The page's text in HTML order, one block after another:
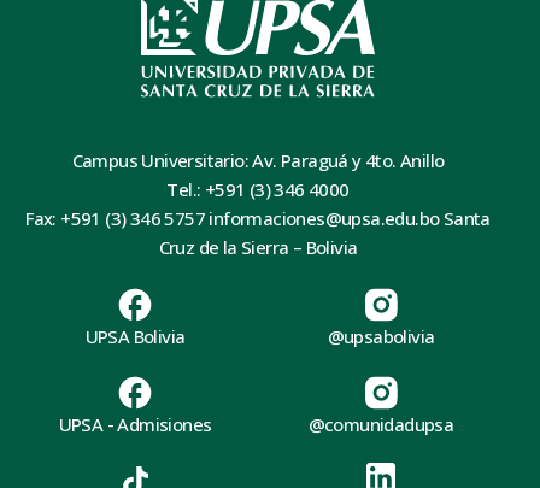
Campus Universitario: Av. Paraguá y 4to. Anillo
Tel.: +591 (3) 346 4000
Fax: +591 (3) 346 5757 informaciones@upsa.edu.bo Santa
Cruz de la Sierra – Bolivia
UPSA Bolivia
UPSA - Admisiones
@upsabolivia
@comunidadupsa